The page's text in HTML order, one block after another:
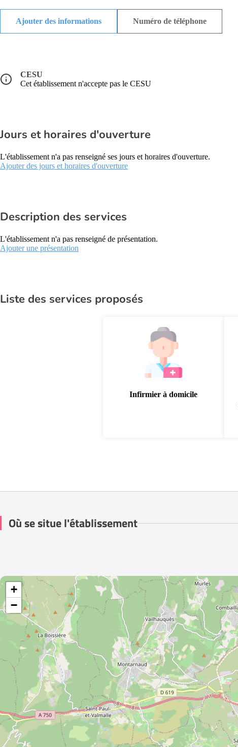
Ajouter des informations Numéro de téléphone
CESU
Cet établissement n'accepte pas le CESU
Jours et horaires d'ouverture
L'établissement n'a pas renseigné ses jours et horaires d'ouverture.
Ajouter des jours et horaires d'ouverture
Description des services
L'établissement n'a pas renseigné de présentation.
Ajouter une présentation
Liste des services proposés
Infirmier à domicile
Où se situe l'établissement
+
−